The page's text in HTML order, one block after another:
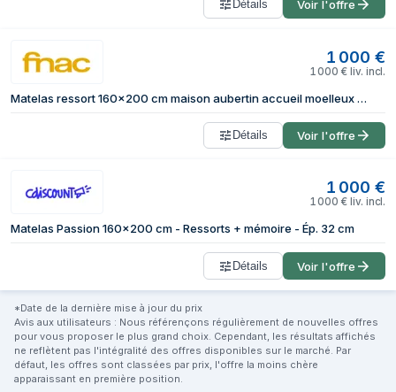
Détails Voir l'offre
1 000 €
1 000 € liv. incl.
Matelas ressort 160x200 cm maison aubertin accueil moelleux soutien ferme epaisseur 32 cm Non specifie zones oreiller(s) protege-matelas
Détails Voir l'offre
1 000 €
1 000 € liv. incl.
Matelas Passion 160x200 cm - Ressorts + mémoire - Ép. 32 cm
Détails Voir l'offre
*Date de la dernière mise à jour du prix
Avis aux utilisateurs : Nous référençons régulièrement de nouvelles offres
pour vous proposer le plus grand choix. Cependant, les résultats affichés
ne reflètent pas l'intégralité des offres disponibles sur le marché. Par
défaut, les offres sont classées par prix, l'offre la moins chère
apparaissant en première position.